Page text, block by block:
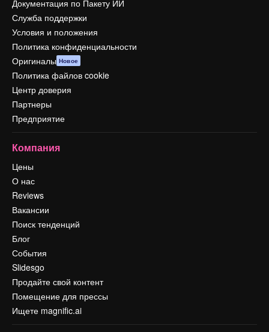
Документация по Пакету ИИ
Служба поддержки
Условия и положения
Политика конфиденциальности
Оригиналы Новое
Политика файлов cookie
Центр доверия
Партнеры
Предприятие
Компания
Цены
О нас
Reviews
Вакансии
Поиск тенденций
Блог
События
Slidesgo
Продайте свой контент
Помещение для прессы
Ищете magnific.ai